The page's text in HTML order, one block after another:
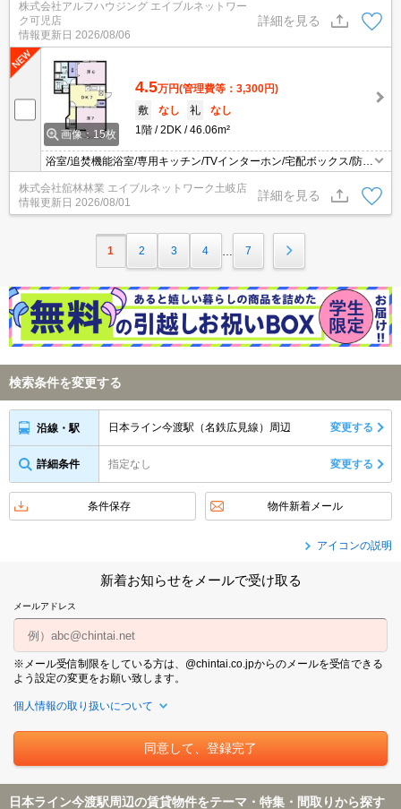
株式会社アルフハウジング エイブルネットワー
ク可児店
情報更新日 2026/08/06
詳細を見る
画像：15枚
4.5万円(管理費等：3,300円)
敷
なし 礼
なし
1階
2DK 46.06m²
浴室/追焚機能浴室/専用キッチン/TVインターホン/宅配ボックス/防犯
カメラ/バストイレ別/エアコン2台/照明付き/温水洗浄便座/プロパン
ガス/BS/フローリング/洗濯機置場（室内）/洗面所独立/洗面化粧台/
給湯/シャワー/角住戸/セキュリティキー/24時間管理
株式会社舘林林業 エイブルネットワーク土岐店
情報更新日 2026/08/01
詳細を見る
1 2 3 4 7
検索条件を変更する
沿線・駅 日本ライン今渡駅（名鉄広見線）周辺 変更する
詳細条件 指定なし 変更する
条件保存 物件新着メール
アイコンの説明
新着お知らせをメールで受け取る
メールアドレス
※メール受信制限をしている方は、@chintai.co.jpからのメールを受信できる
よう設定の変更をお願い致します。
個人情報の取り扱いについて
日本ライン今渡駅周辺の賃貸物件をテーマ・特集・間取りから探す